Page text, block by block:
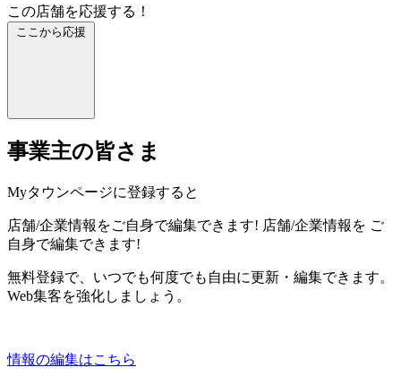
この店舗を応援する！
ここから応援
事業主の皆さま
Myタウンページに登録すると
店舗/企業情報をご自身で編集できます! 店舗/企業情報を ご
自身で編集できます!
無料登録で、いつでも何度でも自由に更新・編集できます。
Web集客を強化しましょう。
情報の編集はこちら